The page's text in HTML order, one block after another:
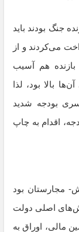
جنگ بودند باید
می‌کردند و از
هم آسیب
بالا بود، لذا
بودجه شدید
اقدام به چاپ
مجارستان بود
اصلی دولت
مالی، اوراق به